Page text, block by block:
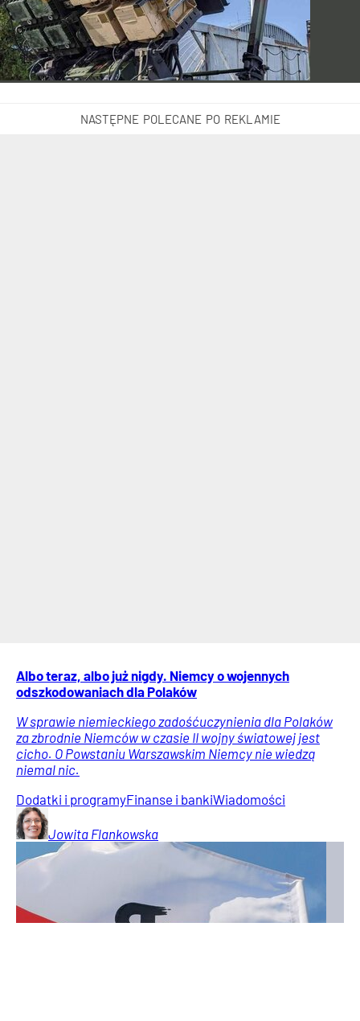
Albo teraz, albo już nigdy. Niemcy o wojennych
odszkodowaniach dla Polaków
W sprawie niemieckiego zadośćuczynienia dla Polaków
za zbrodnie Niemców w czasie II wojny światowej jest
cicho. O Powstaniu Warszawskim Niemcy nie wiedzą
niemal nic.
Dodatki i programyFinanse i bankiWiadomości
Jowita Flankowska